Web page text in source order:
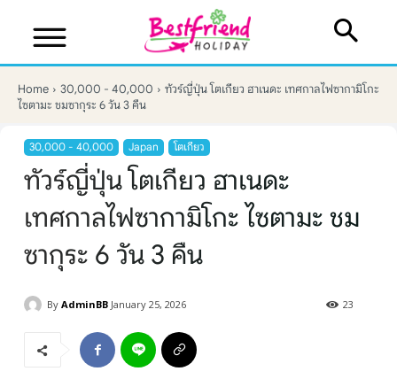
บริษัทเบสเฟรนด์ ฮอลิเดย์
เส้นทางที่ต้องการ
Home 30,000 - 40,000
ทัวร์ญี่ปุ่น โตเกียว ฮาเนดะ เทศกาลไฟซากามิโกะ
ไซตามะ ชมซากุระ 6 วัน 3 คืน
30,000 - 40,000 Japan โตเกียว
ทัวร์ญี่ปุ่น โตเกียว ฮาเนดะ
เทศกาลไฟซากามิโกะ ไซตามะ ชม
ซากุระ 6 วัน 3 คืน
By AdminBB January 25, 2026 23